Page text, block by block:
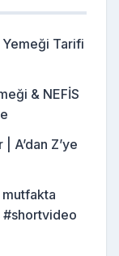
Yemeği Tarifi
& NEFİS
A’dan Z’ye
mutfakta
#shortvideo